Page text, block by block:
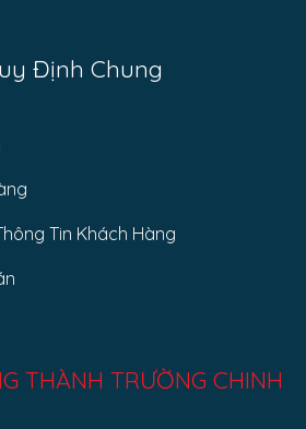
Định Chung
Tin Khách Hàng
THÀNH TRƯỜNG CHINH